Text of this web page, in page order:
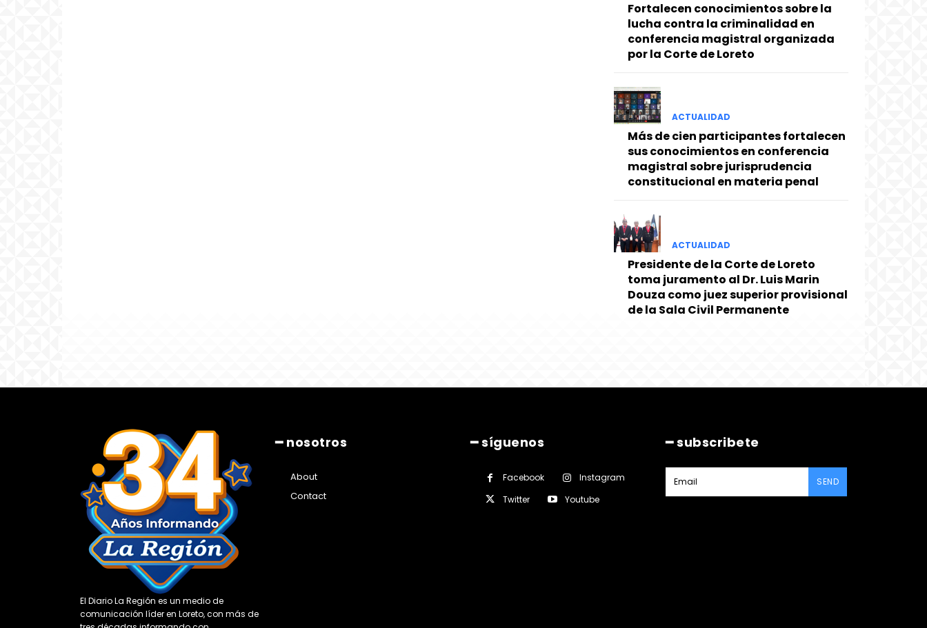
Fortalecen conocimientos sobre la
lucha contra la criminalidad en
conferencia magistral organizada
por la Corte de Loreto
ACTUALIDAD
Más de cien participantes fortalecen
sus conocimientos en conferencia
magistral sobre jurisprudencia
constitucional en materia penal
ACTUALIDAD
Presidente de la Corte de Loreto
toma juramento al Dr. Luis Marin
Douza como juez superior provisional
de la Sala Civil Permanente
El Diario La Región es un medio de
comunicación líder en Loreto, con más de
━ nosotros
About
Contact
━ síguenos
Facebook
Instagram
Twitter
Youtube
━ subscribete
SEND